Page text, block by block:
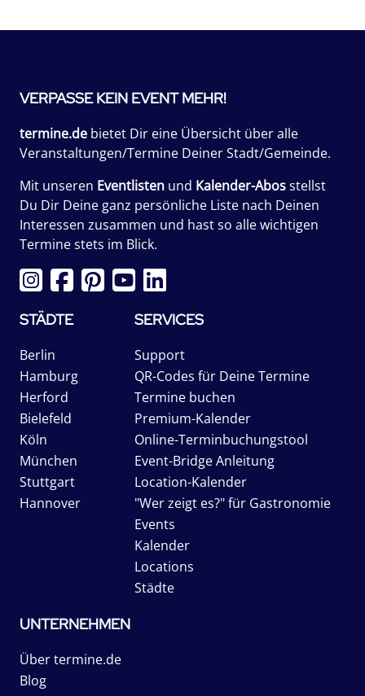
VERPASSE KEIN EVENT MEHR!
termine.de bietet Dir eine Übersicht über alle
Veranstaltungen/Termine Deiner Stadt/Gemeinde.
Mit unseren Eventlisten und Kalender-Abosstellst
Du Dir Deine ganz persönliche Liste nach Deinen
Interessen zusammen und hast so alle wichtigen
Termine stets im Blick.
STÄDTE
Berlin
Hamburg
Herford
Bielefeld
Köln
München
Stuttgart
Hannover
SERVICES
Support
QR-Codes für Deine Termine
Termine buchen
Premium-Kalender
Online-Terminbuchungstool
Event-Bridge Anleitung
Location-Kalender
"Wer zeigt es?" für Gastronomie
Events
Kalender
Locations
Städte
UNTERNEHMEN
Über termine.de
Blog